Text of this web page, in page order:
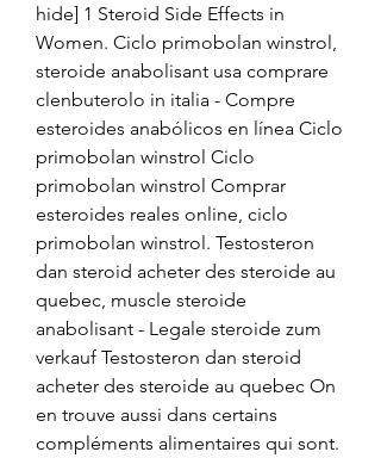
hide] 1 Steroid Side Effects in
Women. Ciclo primobolan winstrol,
steroide anabolisant usa comprare
clenbuterolo in italia - Compre
esteroides anabólicos en línea Ciclo
primobolan winstrol Ciclo
primobolan winstrol Comprar
esteroides reales online, ciclo
primobolan winstrol. Testosteron
dan steroid acheter des steroide au
quebec, muscle steroide
anabolisant - Legale steroide zum
verkauf Testosteron dan steroid
acheter des steroide au quebec On
en trouve aussi dans certains
compléments alimentaires qui sont.